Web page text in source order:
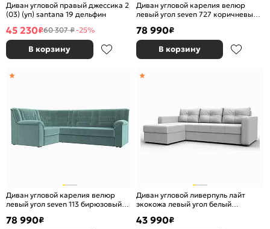
Диван угловой правый джессика 2
(03) (уп) santana 19 дельфин
45 230₽60 307 ₽-25%
В корзину
Диван угловой карелия велюр
левый угол seven 727 коричневый
78 990₽
В корзину
Диван угловой карелия велюр
левый угол seven 113 бирюзовый
78 990₽
Диван угловой ливерпуль лайт
экокожа левый угол белый
43 990₽